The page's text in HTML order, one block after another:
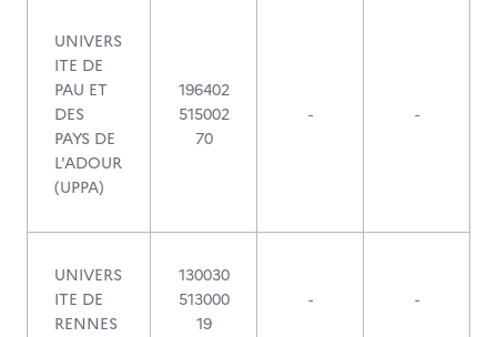
UNIVERS
ITE DE
PAU ET
DES
PAYS DE
L'ADOUR
(UPPA)
196402
515002
70
- -
UNIVERS
ITE DE
RENNES
130030
513000
19
- -